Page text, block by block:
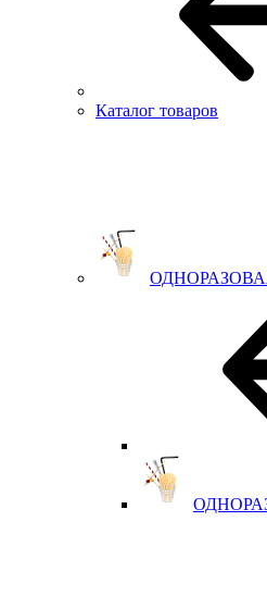
Каталог товаров